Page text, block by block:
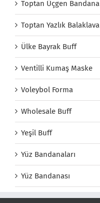
Toptan Üçgen Bandana
Toptan Yazlık Balaklava
Ülke Bayrak Buff
Ventilli Kumaş Maske
Voleybol Forma
Wholesale Buff
Yeşil Buff
Yüz Bandanaları
Yüz Bandanası